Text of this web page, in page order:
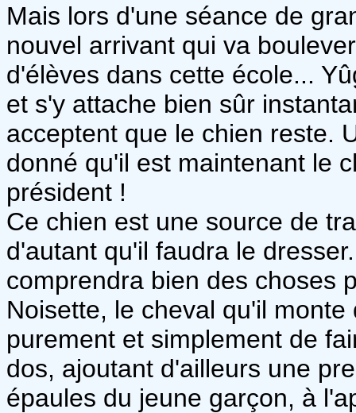
Mais lors d'une séance de
nouvel arrivant qui va
d'élèves dans cette école...
et s'y attache bien sûr
acceptent que le chien reste.
donné qu'il est maintenant le
président !
Ce chien est une source de
d'autant qu'il faudra le
comprendra bien des choses
Noisette, le cheval qu'il
purement et simplement de
dos, ajoutant d'ailleurs une
épaules du jeune garçon, à